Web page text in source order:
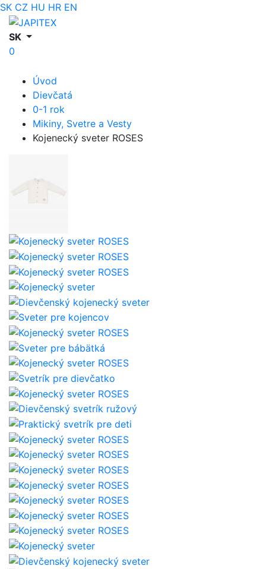
SK CZ HU HR EN
SK
0
Úvod
Dievčatá
0-1 rok
Mikiny, Svetre a Vesty
Kojenecký sveter ROSES